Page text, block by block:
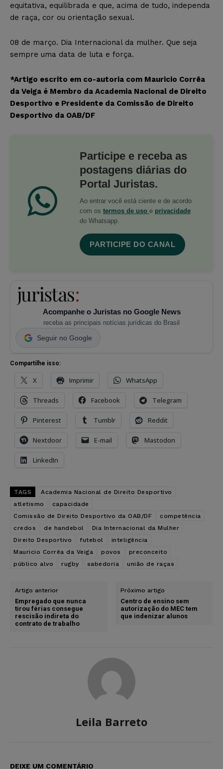
equitativa, equilibrada e que, acima de tudo, independa
de raça, cor ou orientação sexual.
08 de março. Dia Internacional da mulher. Que seja
sempre uma data de luta e força.
*Artigo escrito em co-autoria com Mauricio Corrêa
da Veiga é Membro da Academia Nacional de Direito
Desportivo e Presidente da Comissão de Direito
Desportivo da OAB/DF
Participe e receba as
postagens diárias do
Portal Juristas.
Ao entrar você está ciente e de acordo
com os termos de uso e privacidade
do Whatsapp.
PARTICIPE DO CANAL
Acompanhe o Juristas no Google News
receba as principais notícias jurídicas do Brasil
Seguir no Google
Compartilhe isso:
X Imprimir WhatsApp
Threads Facebook Telegram
Pinterest Tumblr Reddit
Nextdoor E-mail Mastodon
LinkedIn
TAGS
Academia Nacional de Direito Desportivo
atletismo
capacidade
Comissão de Direito Desportivo da OAB/DF
competência
credos
de handebol
Dia Internacional da Mulher
Direito Desportivo
futebol
inteligência
Mauricio Corrêa da Veiga
povos
preconceito
público alvo
rugby sabedoria união de raças
Artigo anterior
Empregado que nunca
tirou férias consegue
rescisão indireta do
contrato de trabalho
Próximo artigo
Centro de ensino sem
autorização do MEC tem
que indenizar alunos
Leila Barreto
DEIXE UM COMENTÁRIO